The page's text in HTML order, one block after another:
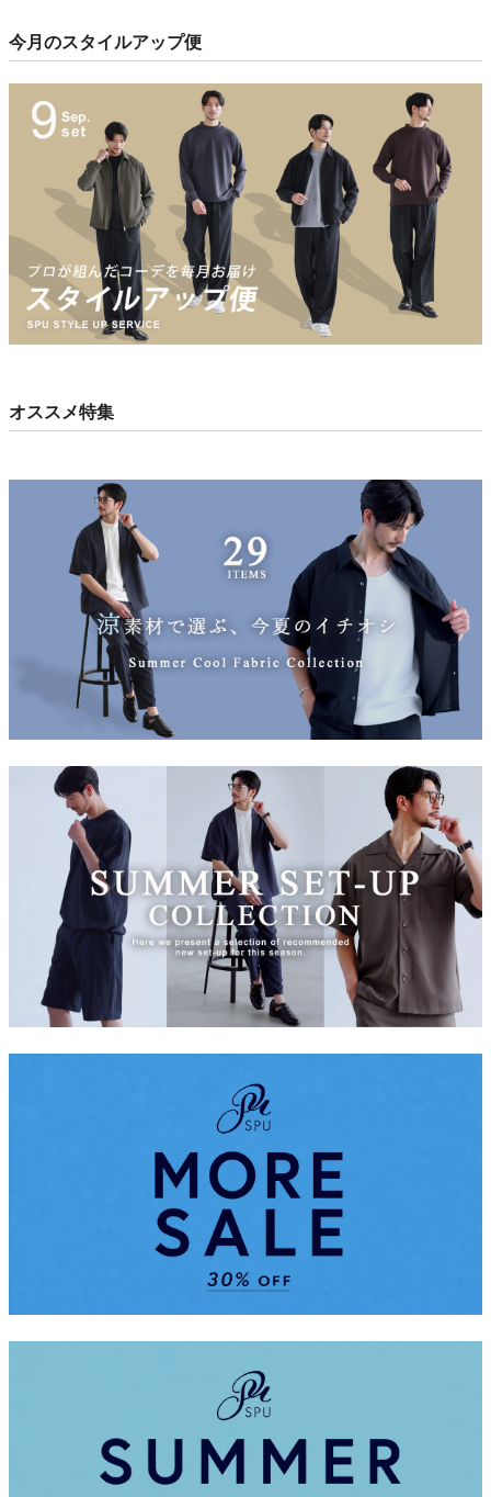
今月のスタイルアップ便
オススメ特集